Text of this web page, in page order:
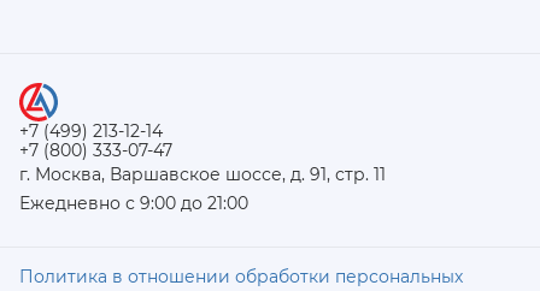
+7 (499) 213-12-14
+7 (800) 333-07-47
г. Москва, Варшавское шоссе, д. 91, стр. 11
Ежедневно с 9:00 до 21:00
Политика в отношении обработки персональных